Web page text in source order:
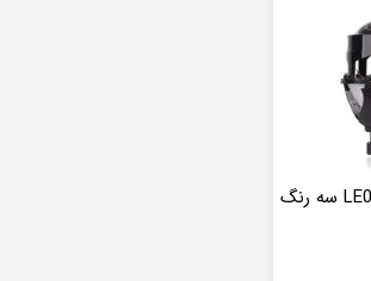
لنز برند لنزو مدل LE003 سه رنگ